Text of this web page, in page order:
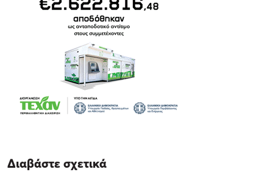
Διαβάστε σχετικά